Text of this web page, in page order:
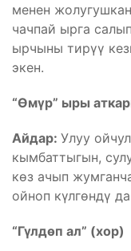
менен
чачпай ырга
ырчыны тирүү
экен.
“Өмүр” ыры
Айдар: Улуу
кымбаттыгын,
көз ачып
ойноп күлгөндү
“Гүлдөп ал” (хор)